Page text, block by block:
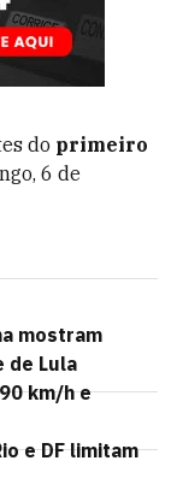
do primeiro
6 de
mostram
de Lula
km/h e
e DF limitam